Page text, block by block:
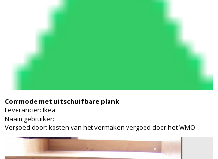
Commode met uitschuifbare plank
Leverancier: Ikea
Naam gebruiker:
Vergoed door: kosten van het vermaken vergoed door het WMO